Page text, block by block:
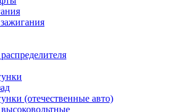
(отечественные авто)